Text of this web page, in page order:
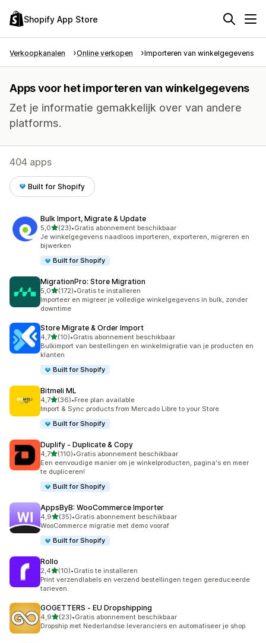
Shopify App Store
Verkoopkanalen Online verkopen Importeren van winkelgegevens
Apps voor het importeren van winkelgegevens
Zet je informatie gemakkelijk over van andere
platforms.
404 apps
Built for Shopify
Bulk Import, Migrate & Update
5,0van 5 sterren
(23)
23 recensies in totaal
•Gratis abonnement beschikbaar
Je winkelgegevens naadloos importeren, exporteren, migreren en
bijwerken
Built for Shopify
MigrationPro: Store Migration
5,0van 5 sterren
(172)
172 recensies in totaal
•Gratis te installeren
Importeer en migreer je volledige winkelgegevens in bulk, zonder
downtime
Store Migrate & Order Import
4,7van 5 sterren
(10)
10 recensies in totaal
•Gratis abonnement beschikbaar
Bulkimport van bestellingen en winkelmigratie van je producten en
klanten
Built for Shopify
Bitmeli ML
4,7van 5 sterren
(36)
36 recensies in totaal
•Free plan available
Import & Sync products from Mercado Libre to your Store
Built for Shopify
Duplify ‑ Duplicate & Copy
4,7van 5 sterren
(110)
110 recensies in totaal
•Gratis abonnement beschikbaar
Een eenvoudige manier om je winkelproducten, pagina's en meer
te dupliceren!
Built for Shopify
AppsByB: WooCommerce Importer
4,9van 5 sterren
(35)
35 recensies in totaal
•Gratis abonnement beschikbaar
WooCommerce migratie met demo vooraf
Built for Shopify
Rollo
2,4van 5 sterren
(10)
10 recensies in totaal
•Gratis te installeren
Print verzendlabels en verzend bestellingen tegen gereduceerde
tarieven.
GOGETTERS ‑ EU Dropshipping
4,9van 5 sterren
(23)
23 recensies in totaal
•Gratis abonnement beschikbaar
Dropship met Nederlandse leveranciers en automatiseer je shop.